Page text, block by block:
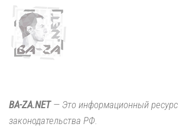
BA-ZA.NET— Это информационный
законодательства РФ.